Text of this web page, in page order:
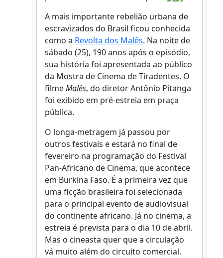
A mais importante rebelião urbana de
escravizados do Brasil ficou conhecida
como a Revolta dos Malês. Na noite de
sábado (25), 190 anos após o episódio,
sua história foi apresentada ao público
da Mostra de Cinema de Tiradentes. O
filmeMalês, do diretor Antônio Pitanga
foi exibido em pré-estreia em praça
pública.
O longa-metragem já passou por
outros festivais e estará no final de
fevereiro na programação do Festival
Pan-Africano de Cinema, que acontece
em Burkina Faso. É a primeira vez que
uma ficção brasileira foi selecionada
para o principal evento de audiovisual
do continente africano. Já no cinema, a
estreia é prevista para o dia 10 de abril.
Mas o cineasta quer que a circulação
vá muito além do circuito comercial.